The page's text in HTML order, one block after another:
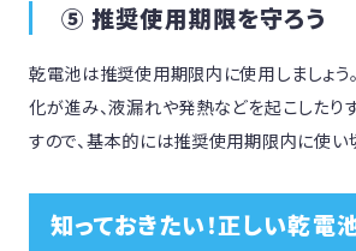
⑤ 推奨使用期限を守ろう
乾電池は推奨使用期限内に使用しましょう
化が進み、液漏れや発熱などを起こしたり
すので、基本的には推奨使用期限内に使い
知っておきたい！正しい乾電